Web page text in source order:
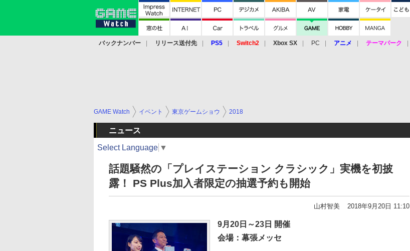
バックナンバー リリース送付先 PS5 Switch2 Xbox SX PC アニメ テーマパーク
GAME Watch イベント 東京ゲームショウ 2018
ニュース
Select Language ▼
話題騒然の「プレイステーション クラシック」実機を初披
露！ PS Plus加入者限定の抽選予約も開始
山村智美 2018年9月20日 11:10
9月20日～23日 開催
会場：幕張メッセ